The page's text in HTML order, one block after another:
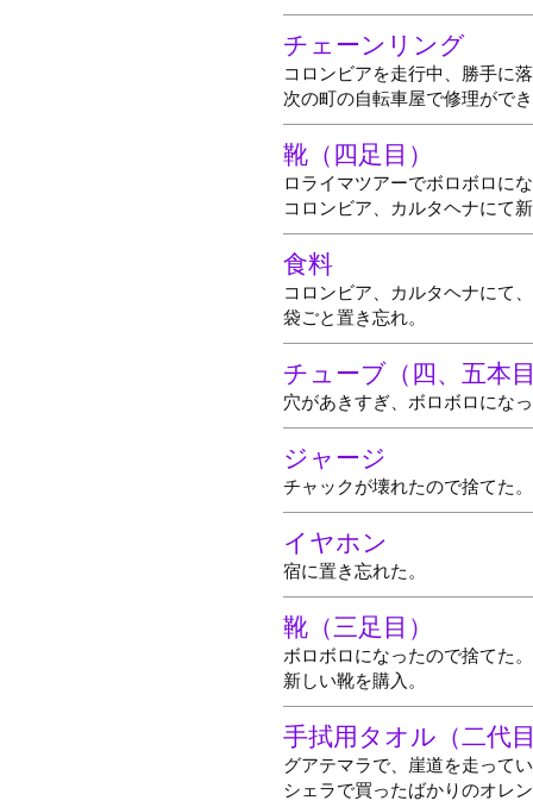
チェーンリング
コロンビアを走行中、勝手に
次の町の自転車屋で修理がで
靴（四足目）
ロライマツアーでボロボロに
コロンビア、カルタヘナにて
食料
コロンビア、カルタヘナにて
袋ごと置き忘れ。
チューブ（四、五本
穴があきすぎ、ボロボロにな
ジャージ
チャックが壊れたので捨てた。
イヤホン
宿に置き忘れた。
靴（三足目）
ボロボロになったので捨てた。
新しい靴を購入。
手拭用タオル（二代
グアテマラで、崖道を走って
シェラで買ったばかりのオレ